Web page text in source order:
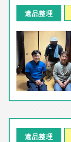
遺品整理
遺品整理